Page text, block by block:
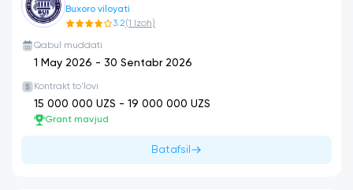
Buxoro viloyati
3.2(1 Izoh)
Qabul muddati
1 May 2026 - 30 Sentabr 2026
Kontrakt to'lovi
15 000 000 UZS - 19 000 000 UZS
Grant mavjud
Batafsil